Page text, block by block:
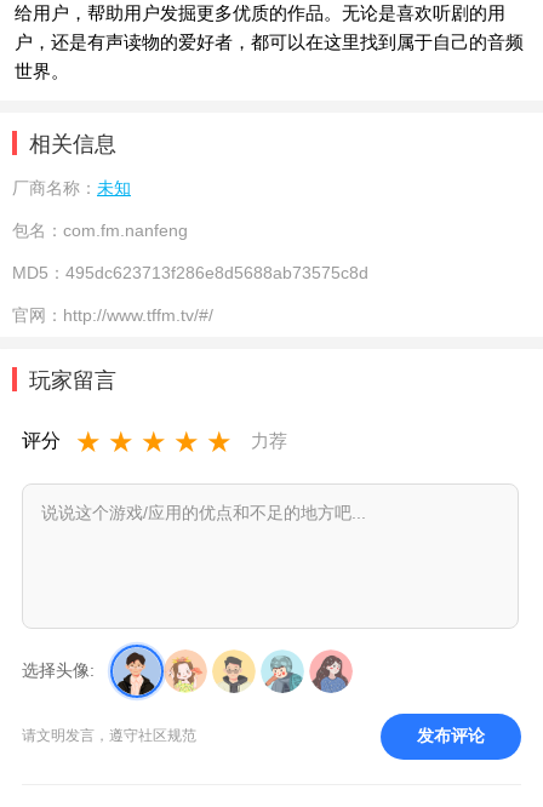
给用户，帮助用户发掘更多优质的作品。无论是喜欢听剧的用
户，还是有声读物的爱好者，都可以在这里找到属于自己的音频
世界。
相关信息
厂商名称： 未知
包名： com.fm.nanfeng
MD5： 495dc623713f286e8d5688ab73575c8d
官网： http://www.tffm.tv/#/
玩家留言
评分 ★ ★ ★ ★ ★ 力荐
选择头像:
请文明发言，遵守社区规范 发布评论